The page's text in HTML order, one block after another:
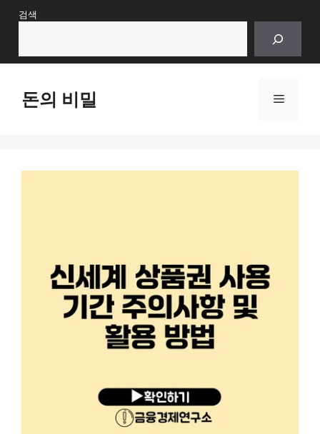
Skip검색
돈의 비밀 Menu